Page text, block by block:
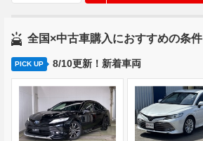
全国×中古車購入におすすめの条件
PICK UP 8/10更新！新着車両